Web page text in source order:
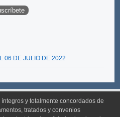
06 DE JULIO DE 2022
y totalmente concordados de
tratados y convenios